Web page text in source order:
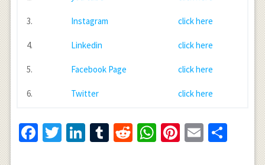
3. Instagram click here
4. Linkedin click here
5. Facebook Page click here
6. Twitter click here
Facebook
Twitter
LinkedIn
Tumblr
RedditWhatsApp
Pinterest
Email